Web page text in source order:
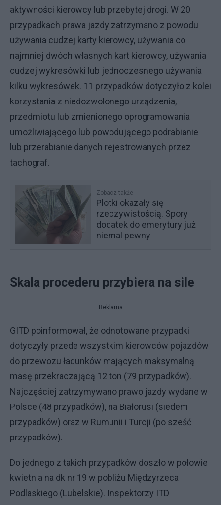
aktywności kierowcy lub przebytej drogi. W 20
przypadkach prawa jazdy zatrzymano z powodu
używania cudzej karty kierowcy, używania co
najmniej dwóch własnych kart kierowcy, używania
cudzej wykresówki lub jednoczesnego używania
kilku wykresówek. 11 przypadków dotyczyło z kolei
korzystania z niedozwolonego urządzenia,
przedmiotu lub zmienionego oprogramowania
umożliwiającego lub powodującego podrabianie
lub przerabianie danych rejestrowanych przez
tachograf.
Zobacz także
Plotki okazały się
rzeczywistością. Spory
dodatek do emerytury już
niemal pewny
Skala procederu przybiera na sile
Reklama
GITD poinformował, że odnotowane przypadki
dotyczyły przede wszystkim kierowców pojazdów
do przewozu ładunków mających maksymalną
masę przekraczającą 12 ton (79 przypadków).
Najczęściej zatrzymywano prawo jazdy wydane w
Polsce (48 przypadków), na Białorusi (siedem
przypadków) oraz w Rumunii i Turcji (po sześć
przypadków).
Do jednego z takich przypadków doszło w połowie
kwietnia na dk nr 19 w pobliżu Międzyrzeca
Podlaskiego (Lubelskie). Inspektorzy ITD